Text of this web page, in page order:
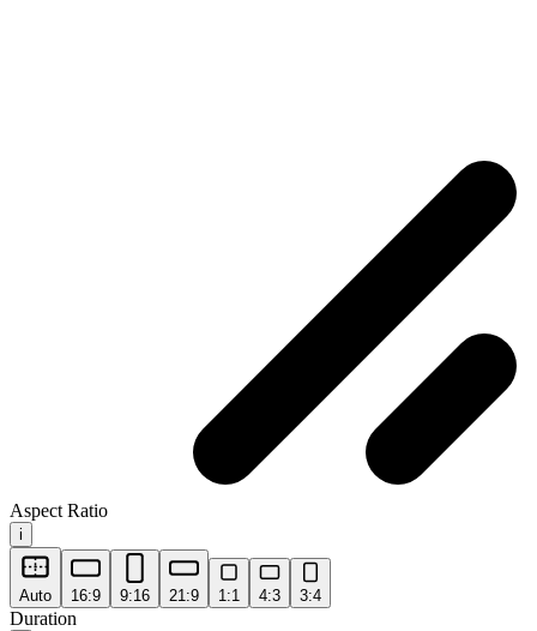
Aspect Ratio
i
Auto 16:9 9:16 21:9 1:1 4:3 3:4
Duration